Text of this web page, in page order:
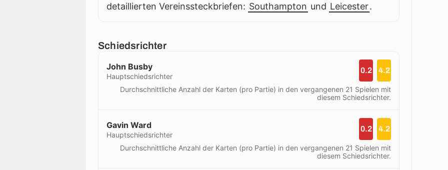
detaillierten Vereinssteckbriefen: Southampton und Leicester.
Schiedsrichter
John Busby
Hauptschiedsrichter
0.2 4.2
Durchschnittliche Anzahl der Karten (pro Partie) in den vergangenen 21 Spielen mit
diesem Schiedsrichter.
Gavin Ward
Hauptschiedsrichter
0.2 4.2
Durchschnittliche Anzahl der Karten (pro Partie) in den vergangenen 21 Spielen mit
diesem Schiedsrichter.